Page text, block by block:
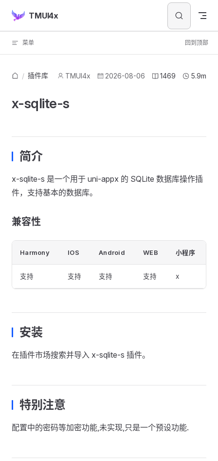
Skip to content
TMUI4x
菜单 回到顶部
/ 插件库 TMUI4x 2026-08-06 1469 5.9m
x-sqlite-s
简介
x-sqlite-s 是一个用于 uni-appx 的 SQLite 数据库操作插
件，支持基本的数据库。
兼容性
Harmony IOS Android WEB 小程序
支持 支持 支持 支持 x
安装
在插件市场搜索并导入 x-sqlite-s 插件。
特别注意
配置中的密码等加密功能,未实现,只是一个预设功能.